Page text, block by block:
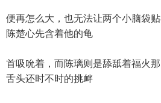
便再怎么大，也无法让两个小脑袋
陈楚心先含着他的龟
首吸吮着，而陈璃则是舔舐着福火
舌头还时不时的挑衅